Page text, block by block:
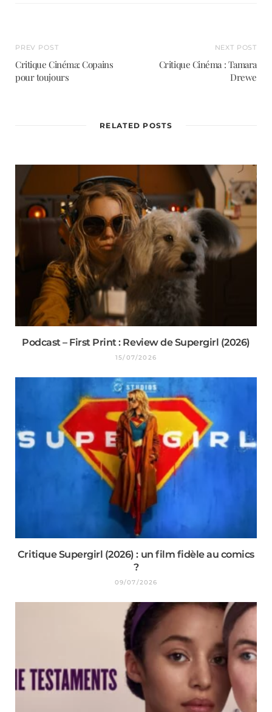
PREV POST
Critique Cinéma: Copains
pour toujours
NEXT POST
Critique Cinéma : Tamara
Drewe
RELATED POSTS
Podcast – First Print : Review de Supergirl (2026)
15/07/2026
Critique Supergirl (2026) : un film fidèle au comics
?
09/07/2026